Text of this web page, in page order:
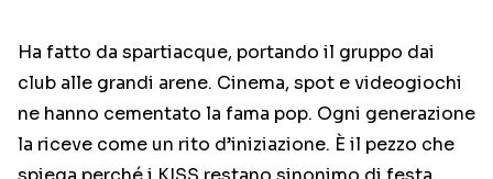
Ha fatto da spartiacque, portando il gruppo dai
club alle grandi arene. Cinema, spot e videogiochi
ne hanno cementato la fama pop. Ogni generazione
la riceve come un rito d’iniziazione. È il pezzo che